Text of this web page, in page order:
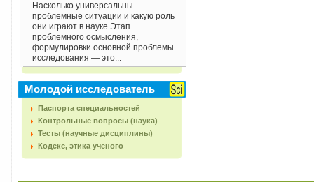
Насколько универсальны
проблемные ситуации и какую роль
они играют в науке Этап
проблемного осмысления,
формулировки основной проблемы
исследования — это...
Молодой исследователь
Паспорта специальностей
Контрольные вопросы (наука)
Тесты (научные дисциплины)
Кодекс, этика ученого